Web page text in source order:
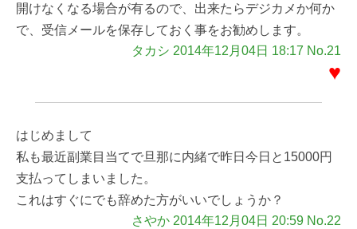
開けなくなる場合が有るので、出来たらデジカメか何か
で、受信メールを保存しておく事をお勧めします。
タカシ 2014年12月04日 18:17 No.21
♥
はじめまして
私も最近副業目当てで旦那に内緒で昨日今日と15000円
支払ってしまいました。
これはすぐにでも辞めた方がいいでしょうか？
さやか 2014年12月04日 20:59 No.22